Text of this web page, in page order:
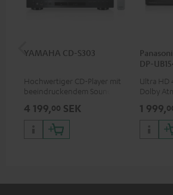
YAMAHA CD-S303
Hochwertiger CD-Player mit
beeindruckendem Sound und
4 199,00 SEK
DP-
Ultra HD
Dolby
HDR10+
1 999,